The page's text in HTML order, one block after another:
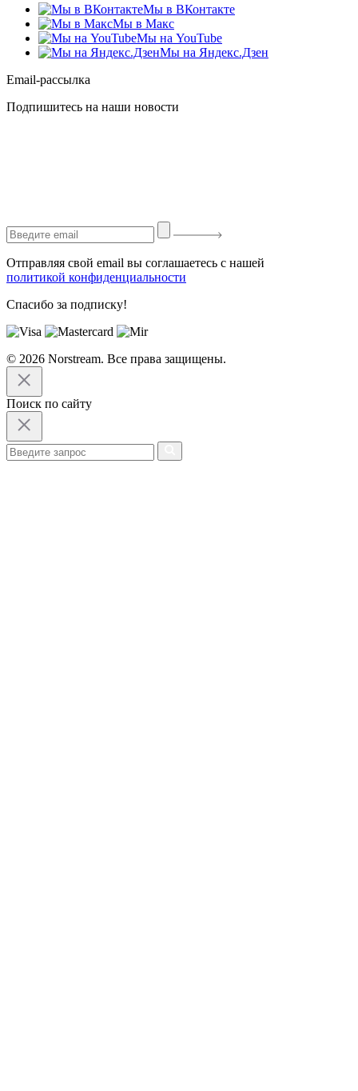
Мы в ВКонтакте
Мы в Макс
Мы на YouTube
Мы на Яндекс.Дзен
Email-рассылка
Подпишитесь на наши новости
Отправляя свой email вы соглашаетесь с нашей
политикой конфиденциальности
Спасибо за подписку!
© 2026 Norstream. Все права защищены.
Поиск по сайту